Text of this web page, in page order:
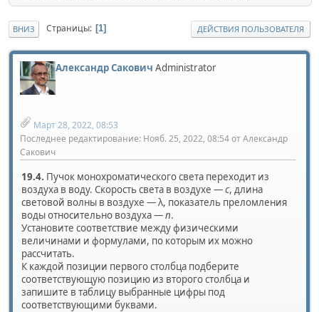
ВНИЗ Страницы 1 ДЕЙСТВИЯ ПОЛЬЗОВАТЕЛЯ
Александр Сакович Administrator
Март 28, 2022, 08:53
Последнее редактирование: Нояб. 25, 2022, 08:54 от Александр
Сакович
19.4. Пучок монохроматического света переходит из
воздуха в воду. Скорость света в воздухе —c, длина
световой волны в воздухе — λ, показатель преломления
воды относительно воздуха —n.
Установите соответствие между физическими
величинами и формулами, по которым их можно
рассчитать.
К каждой позиции первого столбца подберите
соответствующую позицию из второго столбца и
запишите в таблицу выбранные цифры под
соответствующими буквами.